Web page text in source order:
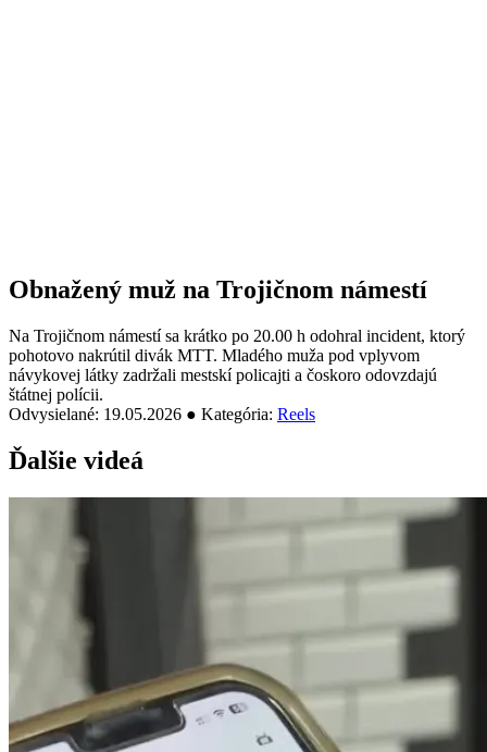
Obnažený muž na Trojičnom námestí
Na Trojičnom námestí sa krátko po 20.00 h odohral incident, ktorý
pohotovo nakrútil divák MTT. Mladého muža pod vplyvom
návykovej látky zadržali mestskí policajti a čoskoro odovzdajú
štátnej polícii.
Odvysielané: 19.05.2026 ● Kategória: Reels
Ďalšie videá